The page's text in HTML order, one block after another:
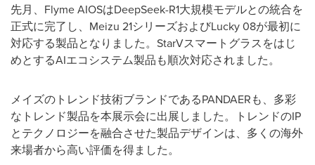
先月、Flyme AIOSはDeepSeek-R1大規模モデルとの統合を
正式に完了し、Meizu 21シリーズおよびLucky 08が最初に
対応する製品となりました。StarVスマートグラスをはじ
めとするAIエコシステム製品も順次対応されました。
メイズのトレンド技術ブランドであるPANDAERも、多彩
なトレンド製品を本展示会に出展しました。トレンドのIP
とテクノロジーを融合させた製品デザインは、多くの海外
来場者から高い評価を得ました。